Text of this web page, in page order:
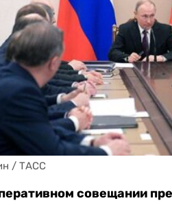
/ ТАСС
совещании